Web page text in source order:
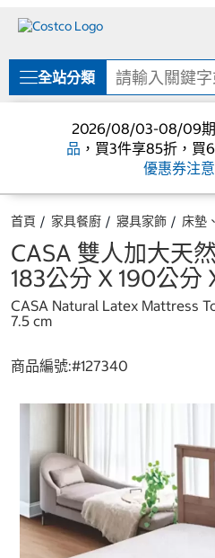
單
全站分類
2026/08/03-08/09
品 ，買3件享85折，買
優惠券注
首頁 家具餐廚 寢具家飾 床墊
CASA 雙人加大天
183公分 X 190公分
CASA Natural Latex Mattress
7.5 cm
商品編號:#127340